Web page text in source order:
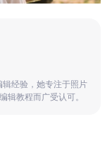
经验，她专注于照片
辑教程而广受认可。